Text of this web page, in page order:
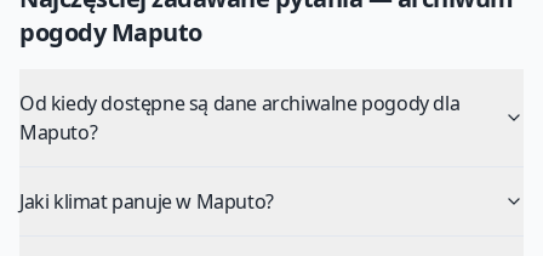
pogodyMaputo
Od kiedy dostępne są dane archiwalne pogody dla
Maputo?
Jaki klimat panuje w Maputo?